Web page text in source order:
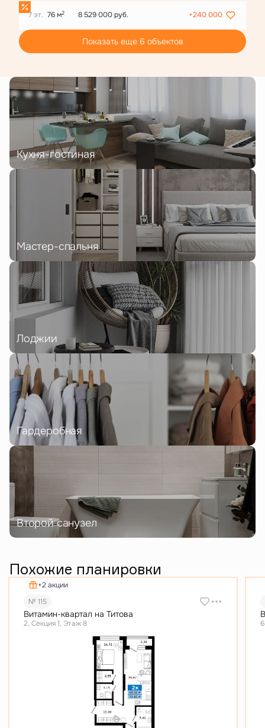
7 эт. 76 м2 8 529 000 руб. +240 000
Показать еще 6 объектов
Кухня-гостиная
Мастер-спальня
Лоджии
Гардеробная
Второй санузел
Похожие планировки
+2 акции
№ 115
Витамин-квартал на Титова
2, Секция 1, Этаж 8